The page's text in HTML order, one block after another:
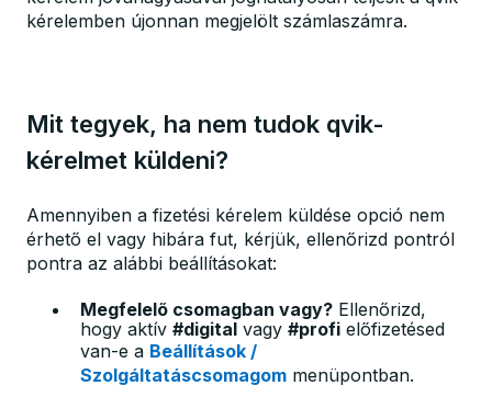
kérelemben újonnan megjelölt számlaszámra.
Mit tegyek, ha nem tudok qvik-
kérelmet küldeni?
Amennyiben a fizetési kérelem küldése opció nem
érhető el vagy hibára fut, kérjük, ellenőrizd pontról
pontra az alábbi beállításokat:
Megfelelő csomagban vagy? Ellenőrizd,
hogy aktív #digital vagy #profi előfizetésed
van-e a Beállítások /
Szolgáltatáscsomagom menüpontban.